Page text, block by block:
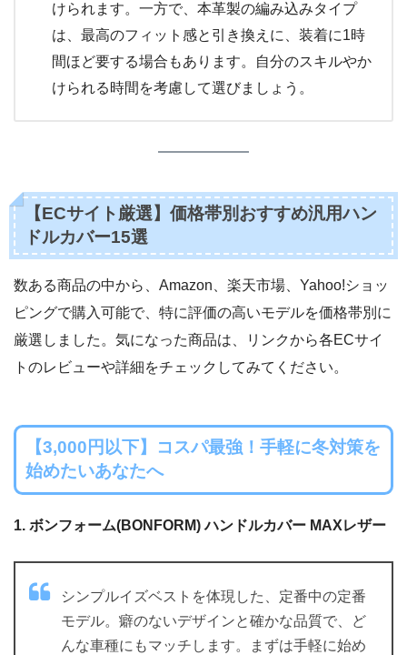
けられます。一方で、本革製の編み込みタイプ
は、最高のフィット感と引き換えに、装着に1時
間ほど要する場合もあります。自分のスキルやか
けられる時間を考慮して選びましょう。
【ECサイト厳選】価格帯別おすすめ汎用ハン
ドルカバー15選
数ある商品の中から、Amazon、楽天市場、Yahoo!ショッ
ピングで購入可能で、特に評価の高いモデルを価格帯別に
厳選しました。気になった商品は、リンクから各ECサイ
トのレビューや詳細をチェックしてみてください。
【3,000円以下】コスパ最強！手軽に冬対策を
始めたいあなたへ
1. ボンフォーム(BONFORM) ハンドルカバー MAXレザー
シンプルイズベストを体現した、定番中の定番
モデル。癖のないデザインと確かな品質で、ど
んな車種にもマッチします。まずは手軽に始め